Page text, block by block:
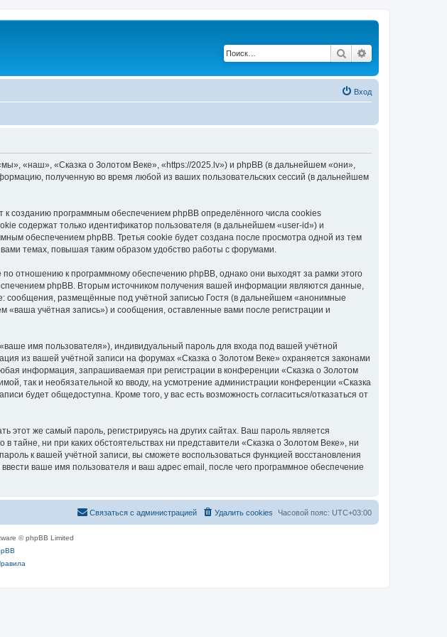
Поиск
Вход
«наш», «Сказка о Золотом Веке», «https://2025.lv») и phpBB (в дальнейшем «они»,
полученную во время любой из ваших пользовательских сессий (в дальнейшем
созданию программным обеспечением phpBB определённого числа cookies
содержат только идентификатор пользователя (в дальнейшем «user-id») и
обеспечением phpBB. Третья cookie будет создана после просмотра одной из тем
темах, повышая таким образом удобство работы с форумами.
отношению к программному обеспечению phpBB, однако они выходят за рамки этого
phpBB. Вторым источником получения вашей информации являются данные,
размещённые под учётной записью Гостя (в дальнейшем «анонимные
учётная запись») и сообщения, оставленные вами после регистрации и
имя пользователя»), индивидуальный пароль для входа под вашей учётной
из вашей учётной записи на форумах «Сказка о Золотом Веке» охраняется законами
информация, запрашиваемая при регистрации в конференции «Сказка о Золотом
так и необязательной ко вводу, на усмотрение администрации конференции «Сказка
будет общедоступна. Кроме того, у вас есть возможность согласиться/отказаться от
же самый пароль, регистрируясь на других сайтах. Ваш пароль является
тайне, ни при каких обстоятельствах ни представители «Сказка о Золотом Веке», ни
к вашей учётной записи, вы сможете воспользоваться функцией восстановления
ваше имя пользователя и ваш адрес email, после чего программное обеспечение
Часовой пояс: UTC+03:00
Удалить cookies
Связаться с администрацией
© phpBB Limited